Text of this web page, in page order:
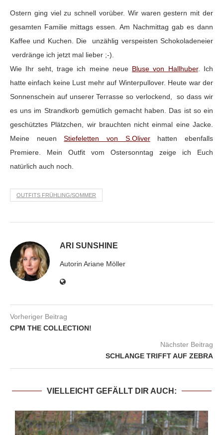
Ostern ging viel zu schnell vorüber. Wir waren gestern mit der
gesamten Familie mittags essen. Am Nachmittag gab es dann
Kaffee und Kuchen. Die unzählig verspeisten Schokoladeneier
verdränge ich jetzt mal lieber ;-).
Wie Ihr seht, trage ich meine neue Bluse von Hallhuber. Ich
hatte einfach keine Lust mehr auf Winterpullover. Heute war der
Sonnenschein auf unserer Terrasse so verlockend, so dass wir
es uns im Strandkorb gemütlich gemacht haben. Das ist so ein
geschütztes Plätzchen, wir brauchten nicht einmal eine Jacke.
Meine neuenStiefeletten von S.Oliverhatten ebenfalls
Premiere. Mein Outfit vom Ostersonntag zeige ich Euch
natürlich auch noch.
OUTFITS FRÜHLING/SOMMER
ARI SUNSHINE
Autorin Ariane Möller
Vorheriger Beitrag
CPM THE COLLECTION!
Nächster Beitrag
SCHLANGE TRIFFT AUF ZEBRA
VIELLEICHT GEFÄLLT DIR AUCH: